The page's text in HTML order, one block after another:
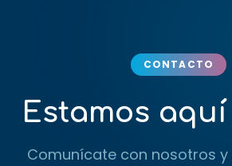
CONTACTO
Estamos aquí
Comunícate con nosotros